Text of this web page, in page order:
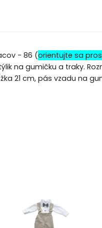
- 86 (orientujte sa
na gumičku a traky.
21 cm, pás vzadu na